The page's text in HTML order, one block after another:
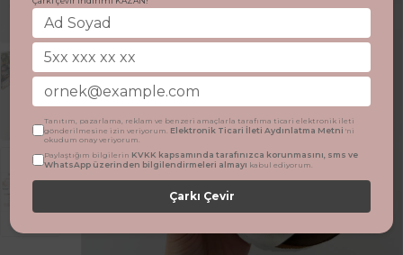
Tanıtım, pazarlama, reklam ve benzeri amaçlarla tarafıma ticari elektronik ileti
gönderilmesine izin veriyorum. Elektronik Ticari İleti Aydınlatma Metni 'ni
okudum onay veriyorum.
Paylaştığım bilgilerin KVKK kapsamında tarafınızca korunmasını, sms ve
WhatsApp üzerinden bilgilendirmeleri almayı kabul ediyorum.
Çarkı Çevir